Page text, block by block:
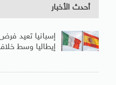
أحدث الأخبار
إسبانيا تعيد
إيطاليا وسط